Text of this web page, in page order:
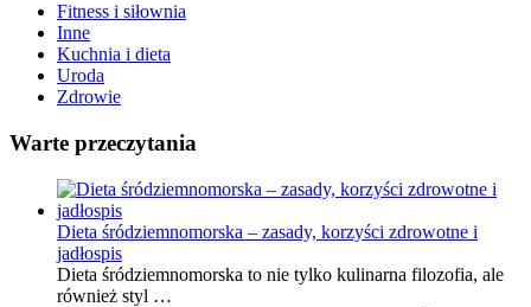
Fitness i siłownia
Inne
Kuchnia i dieta
Uroda
Zdrowie
Warte przeczytania
Dieta śródziemnomorska – zasady, korzyści zdrowotne i
jadłospis
Dieta śródziemnomorska to nie tylko kulinarna filozofia, ale
również styl …